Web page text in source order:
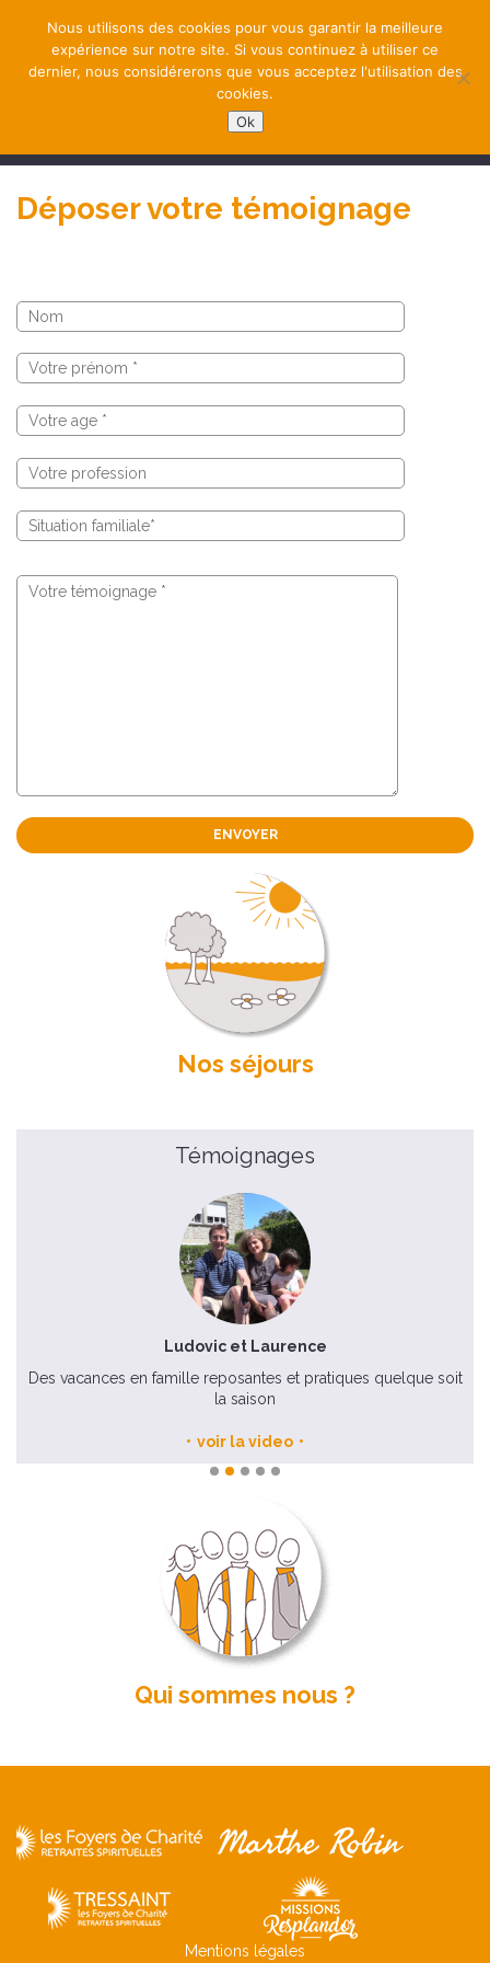
Déposer votre témoignage
Nos séjours
Témoignages
Ludovic et Laurence
Des vacances en famille reposantes et pratiques quelque soit
la saison
voir la video
Qui sommes nous ?
Mentions légales
Nous utilisons des cookies pour vous garantir la meilleure
expérience sur notre site. Si vous continuez à utiliser ce
dernier, nous considérerons que vous acceptez l'utilisation des
cookies.
Ok